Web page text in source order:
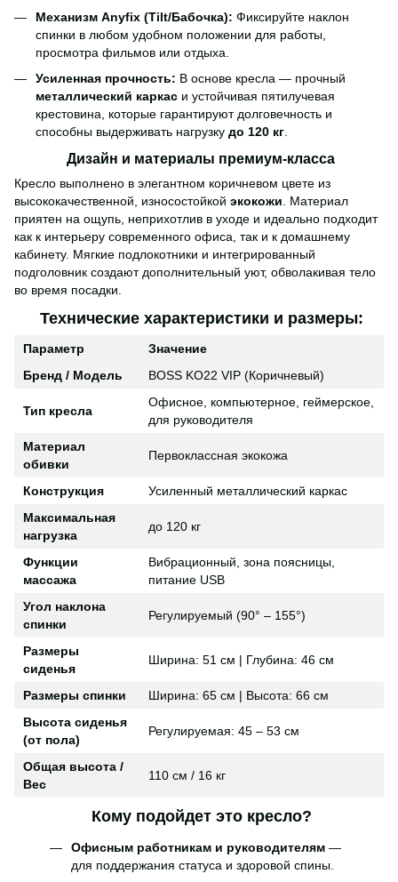
Механизм Anyfix (Tilt/Бабочка): Фиксируйте наклон
спинки в любом удобном положении для работы,
просмотра фильмов или отдыха.
Усиленная прочность: В основе кресла — прочный
металлический каркас и устойчивая пятилучевая
крестовина, которые гарантируют долговечность и
способны выдерживать нагрузку до 120 кг
Дизайн и материалы премиум-класса
Кресло выполнено в элегантном коричневом цвете из
высококачественной, износостойкой экокожи. Материал
приятен на ощупь, неприхотлив в уходе и идеально подходит
как к интерьеру современного офиса, так и к домашнему
кабинету. Мягкие подлокотники и интегрированный
подголовник создают дополнительный уют, обволакивая тело
во время посадки.
Технические характеристики и размеры:
Параметр
Значение
Бренд / Модель
BOSS KO22 VIP (Коричневый)
Тип кресла
Офисное, компьютерное, геймерское,
для руководителя
Материал
обивки
Первоклассная экокожа
Конструкция
Усиленный металлический каркас
Максимальная
нагрузка
до 120 кг
Функции
массажа
Вибрационный, зона поясницы,
питание USB
Угол наклона
спинки
Регулируемый (90° – 155°)
Размеры
сиденья
Ширина: 51 см | Глубина: 46 см
Размеры спинки
Ширина: 65 см | Высота: 66 см
Высота сиденья
(от пола)
Регулируемая: 45 – 53 см
Общая высота /
Вес
110 см / 16 кг
Кому подойдет это кресло?
Офисным работникам и руководителям —
для поддержания статуса и здоровой спины.